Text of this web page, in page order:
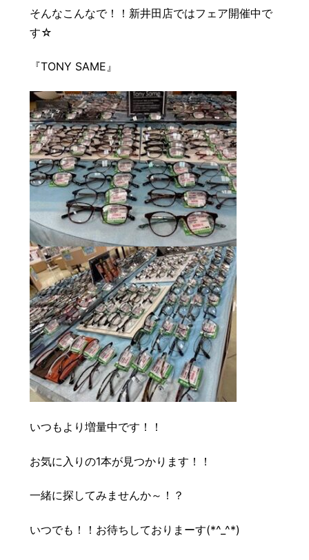
採用情報
そんなこんなで！！新井田店ではフェア開催中で
す☆
『TONY SAME』
いつもより増量中です！！
お気に入りの1本が見つかります！！
一緒に探してみませんか～！？
いつでも！！お待ちしておりまーす(*^_^*)